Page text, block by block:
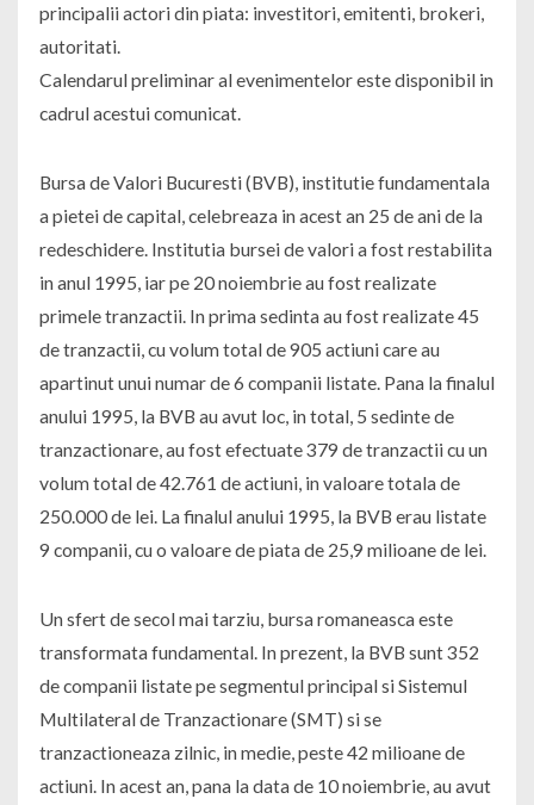
principalii actori din piata: investitori, emitenti, brokeri,
autoritati.
Calendarul preliminar al evenimentelor este disponibil in
cadrul acestui comunicat.
Bursa de Valori Bucuresti (BVB), institutie fundamentala
a pietei de capital, celebreaza in acest an 25 de ani de la
redeschidere. Institutia bursei de valori a fost restabilita
in anul 1995, iar pe 20 noiembrie au fost realizate
primele tranzactii. In prima sedinta au fost realizate 45
de tranzactii, cu volum total de 905 actiuni care au
apartinut unui numar de 6 companii listate. Pana la finalul
anului 1995, la BVB au avut loc, in total, 5 sedinte de
tranzactionare, au fost efectuate 379 de tranzactii cu un
volum total de 42.761 de actiuni, in valoare totala de
250.000 de lei. La finalul anului 1995, la BVB erau listate
9 companii, cu o valoare de piata de 25,9 milioane de lei.
Un sfert de secol mai tarziu, bursa romaneasca este
transformata fundamental. In prezent, la BVB sunt 352
de companii listate pe segmentul principal si Sistemul
Multilateral de Tranzactionare (SMT) si se
tranzactioneaza zilnic, in medie, peste 42 milioane de
actiuni. In acest an, pana la data de 10 noiembrie, au avut